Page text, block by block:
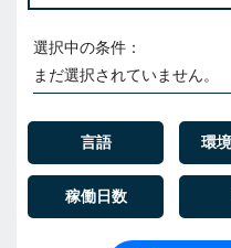
選択中の条件：
まだ選択されていません。
言語 環
稼働日数